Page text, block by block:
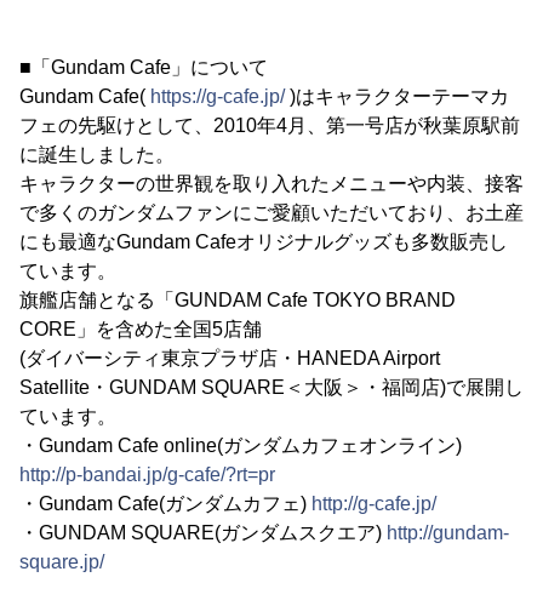
■「Gundam Cafe」について
Gundam Cafe( https://g-cafe.jp/)はキャラクターテーマカ
フェの先駆けとして、2010年4月、第一号店が秋葉原駅前
に誕生しました。
キャラクターの世界観を取り入れたメニューや内装、接客
で多くのガンダムファンにご愛顧いただいており、お土産
にも最適なGundam Cafeオリジナルグッズも多数販売し
ています。
旗艦店舗となる「GUNDAM Cafe TOKYO BRAND
CORE」を含めた全国5店舗
(ダイバーシティ東京プラザ店・HANEDA Airport
Satellite・GUNDAM SQUARE＜大阪＞・福岡店)で展開し
ています。
・Gundam Cafe online(ガンダムカフェオンライン)
http://p-bandai.jp/g-cafe/?rt=pr
・Gundam Cafe(ガンダムカフェ) http://g-cafe.jp/
・GUNDAM SQUARE(ガンダムスクエア) http://gundam-
square.jp/